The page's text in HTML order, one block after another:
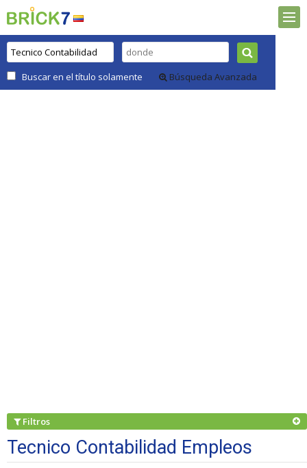
Buscar en el título solamente Búsqueda Avanzada
Filtros
Tecnico Contabilidad Empleos